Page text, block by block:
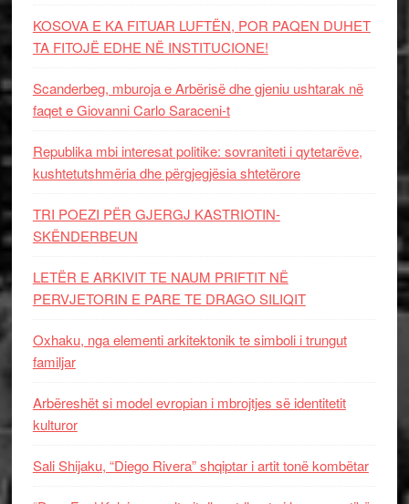
KOSOVA E KA FITUAR LUFTËN, POR PAQEN DUHET
TA FITOJË EDHE NË INSTITUCIONE!
Scanderbeg, mburoja e Arbërisë dhe gjeniu ushtarak në
faqet e Giovanni Carlo Saraceni-t
Republika mbi interesat politike: sovraniteti i qytetarëve,
kushtetutshmëria dhe përgjegjësia shtetërore
TRI POEZI PËR GJERGJ KASTRIOTIN-
SKËNDERBEUN
LETËR E ARKIVIT TE NAUM PRIFTIT NË
PERVJETORIN E PARE TE DRAGO SILIQIT
Oxhaku, nga elementi arkitektonik te simboli i trungut
familjar
Arbëreshët si model evropian i mbrojtjes së identitetit
kulturor
Sali Shijaku, “Diego Rivera” shqiptar i artit tonë kombëtar